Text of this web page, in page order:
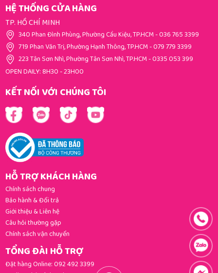
HỆ THỐNG CỬA HÀNG
TP. HỒ CHÍ MINH
340 Phan Đình Phùng, Phường Cầu Kiệu, TP.HCM-036 765 3399
719 Phan Văn Trị, Phường Hạnh Thông, TP.HCM-079 779 3399
223 Tân Sơn Nhì, Phường Tân Sơn Nhì, TP.HCM-0335 053 399
OPEN DAILY: 8H30 - 23H00
KẾT NỐI VỚI CHÚNG TÔI
HỖ TRỢ KHÁCH HÀNG
Chính sách chung
Bảo hành & Đổi trả
Giới thiệu & Liên hệ
Câu hỏi thường gặp
Chính sách vận chuyển
TỔNG ĐÀI HỖ TRỢ
Đặt hàng Online:092 492 3399